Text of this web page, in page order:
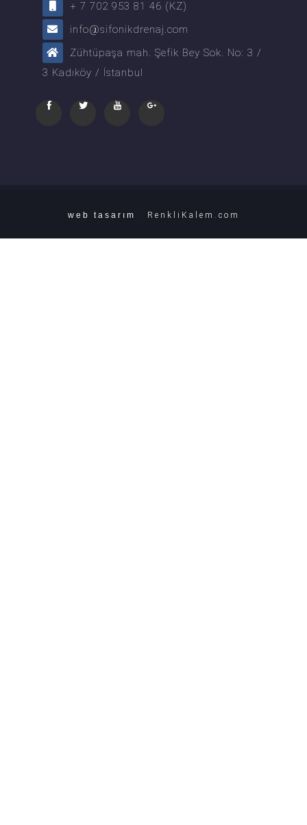
+ 7 702 953 81 46 (KZ)
info@sifonikdrenaj.com
Zühtüpaşa mah. Şefik Bey Sok. No: 3 /
3 Kadıköy / İstanbul
web tasarım RenkliKalem.com